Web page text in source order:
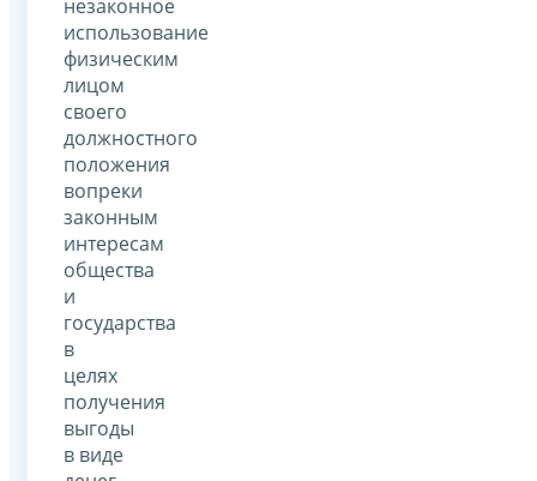
незаконное
использование
физическим
лицом
своего
должностного
положения
вопреки
законным
интересам
общества
и
государства
в
целях
получения
выгоды
в виде